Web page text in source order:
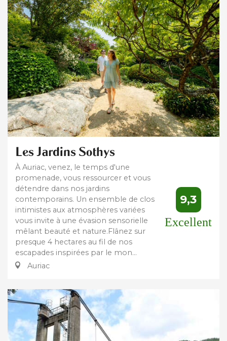
Les Jardins Sothys
À Auriac, venez, le temps d'une
promenade, vous ressourcer et vous
détendre dans nos jardins
contemporains. Un ensemble de clos
intimistes aux atmosphères variées
vous invite à une évasion sensorielle
mêlant beauté et nature.Flânez sur
presque 4 hectares au fil de nos
escapades inspirées par le mon...
Auriac
9,3
Excellent